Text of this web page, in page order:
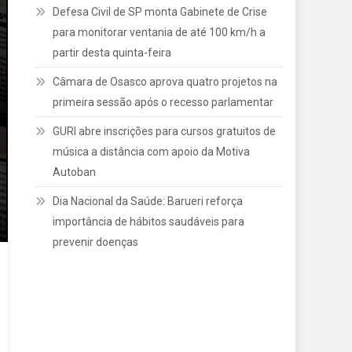
Defesa Civil de SP monta Gabinete de Crise
para monitorar ventania de até 100 km/h a
partir desta quinta-feira
Câmara de Osasco aprova quatro projetos na
primeira sessão após o recesso parlamentar
GURI abre inscrições para cursos gratuitos de
música a distância com apoio da Motiva
Autoban
Dia Nacional da Saúde: Barueri reforça
importância de hábitos saudáveis para
prevenir doenças